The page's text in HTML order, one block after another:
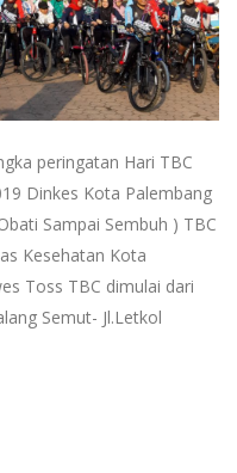
peringatan Hari TBC
Dinkes Kota Palembang
Sampai Sembuh ) TBC
Kesehatan Kota
Toss TBC dimulai dari
Semut- Jl.Letkol